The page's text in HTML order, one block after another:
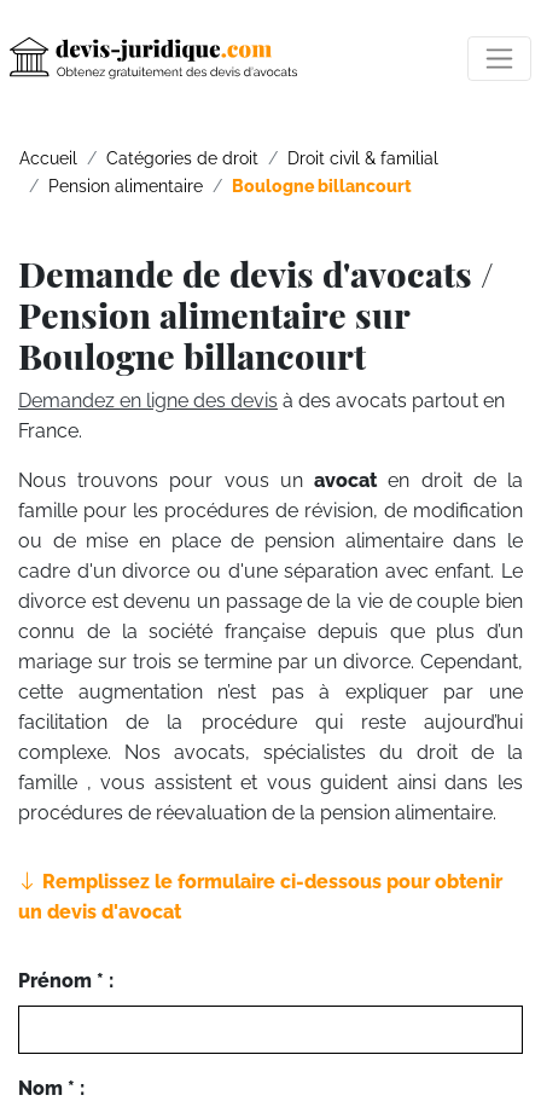
Accueil Catégories de droit
Droit civil & familial
Pension alimentaire
Boulogne billancourt
Demande de devis d'avocats /
Pension alimentaire sur
Boulogne billancourt
Demandez en ligne des devis à des avocats partout en
France.
Nous trouvons pour vous unavocaten droit de la
famille pour les procédures de révision, de modification
ou de mise en place de pension alimentaire dans le
cadre d'un divorce ou d'une séparation avec enfant. Le
divorce est devenu un passage de la vie de couple bien
connu de la société française depuis que plus d’un
mariage sur trois se termine par un divorce. Cependant,
cette augmentation n’est pas à expliquer par une
facilitation de la procédure qui reste aujourd’hui
complexe. Nos avocats, spécialistes du droit de la
famille , vous assistent et vous guident ainsi dans les
procédures de réevaluation de la pension alimentaire.
Remplissez le formulaire ci-dessous pour obtenir
un devis d'avocat
Prénom * :
Nom * :